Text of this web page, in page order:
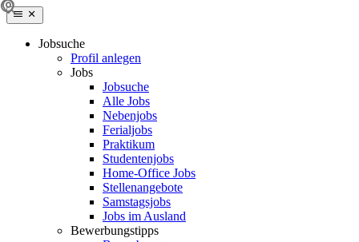
Jobsuche
Profil anlegen
Jobs
Jobsuche
Alle Jobs
Nebenjobs
Ferialjobs
Praktikum
Studentenjobs
Home-Office Jobs
Stellenangebote
Samstagsjobs
Jobs im Ausland
Bewerbungstipps